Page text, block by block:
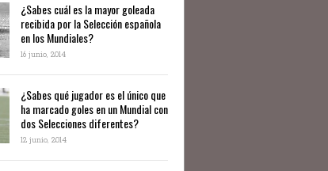
​​¿Sabes cuál es la mayor goleada
recibida por la Selección española
en los Mundiales?
16 junio, 2014
¿Sabes qué jugador es el único que
ha marcado goles en un Mundial con
dos Selecciones diferentes?
12 junio, 2014